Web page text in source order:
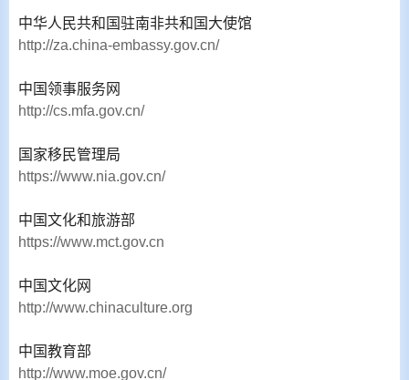
中华人民共和国驻南非共和国大使馆
http://za.china-embassy.gov.cn/
中国领事服务网
http://cs.mfa.gov.cn/
国家移民管理局
https://www.nia.gov.cn/
中国文化和旅游部
https://www.mct.gov.cn
中国文化网
http://www.chinaculture.org
中国教育部
http://www.moe.gov.cn/